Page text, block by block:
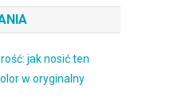
jak nosić ten
w oryginalny